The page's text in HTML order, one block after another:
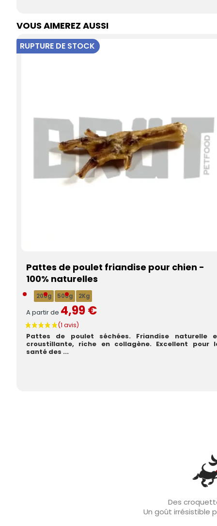
VOUS AIMEREZ AUSSI
RUPTURE DE STOCK
Pattes de poulet friandise pour chien -
100% naturelles
200g 500g 2Kg
A partir de 4,99 €
Pattes de poulet séchées. Friandise naturelle
croustillante, riche en collagène. Excellent pour
santé des ...
Des
Un goût irrésistible